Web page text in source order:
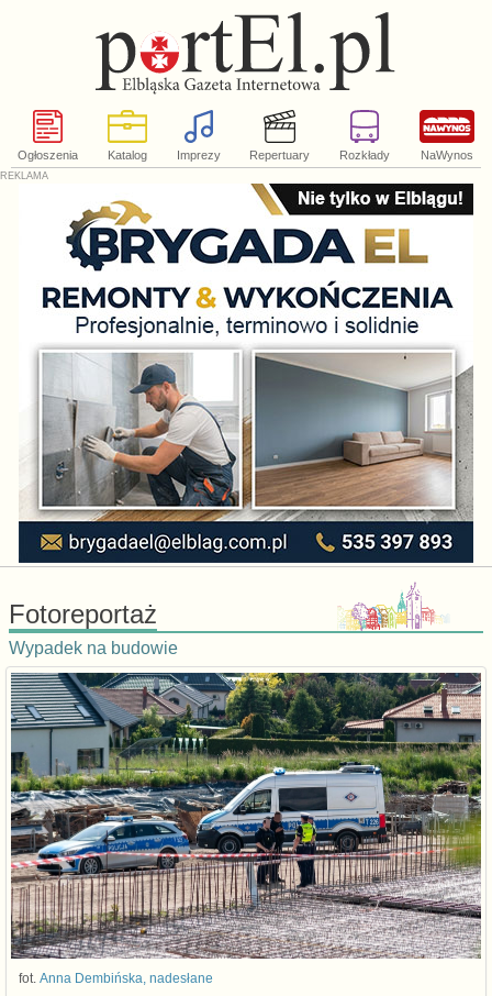
Ogłoszenia Katalog Imprezy Repertuary Rozkłady NaWynos
Fotoreportaż
Wypadek na budowie
fot. Anna Dembińska, nadesłane